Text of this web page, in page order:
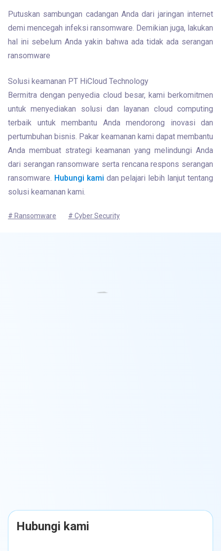
Putuskan sambungan cadangan Anda dari jaringan internet
demi mencegah infeksi ransomware. Demikian juga, lakukan
hal ini sebelum Anda yakin bahwa ada tidak ada serangan
ransomware
Solusi keamanan PT HiCloud Technology
Bermitra dengan penyedia cloud besar, kami berkomitmen
untuk menyediakan solusi dan layanan cloud computing
terbaik untuk membantu Anda mendorong inovasi dan
pertumbuhan bisnis. Pakar keamanan kami dapat membantu
Anda membuat strategi keamanan yang melindungi Anda
dari serangan ransomware serta rencana respons serangan
ransomware. Hubungi kami dan pelajari lebih lanjut tentang
solusi keamanan kami.
# Ransomware # Cyber Security
Hubungi kami